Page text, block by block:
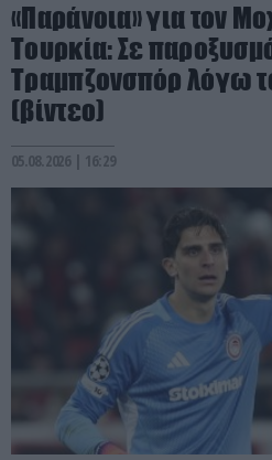
«Παράνοια» για τον
Τουρκία: Σε
Τραμπζονσπόρ λόγω
(βίντεο)
05.08.2026 | 16:29